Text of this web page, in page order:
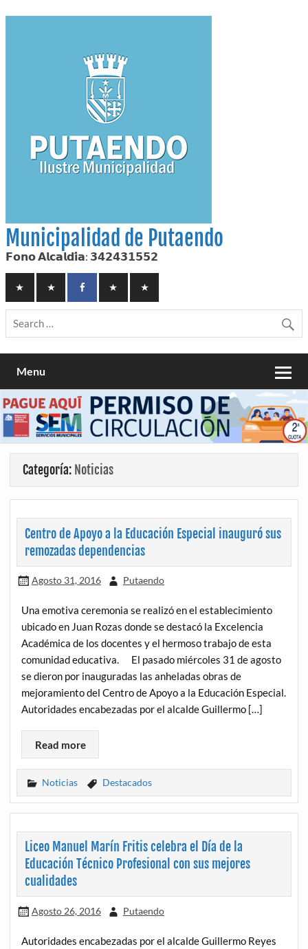
to
Municipalidad de Putaendo
𝗙𝗼𝗻𝗼 𝗔𝗹𝗰𝗮𝗹𝗱𝗶́𝗮: 𝟯𝟰𝟮𝟰𝟯𝟭𝟱𝟱𝟮
Menu
Categoría: Noticias
Centro de Apoyo a la Educación Especial inauguró sus
remozadas dependencias
Agosto 31, 2016 Putaendo
Una emotiva ceremonia se realizó en el establecimiento
ubicado en Juan Rozas donde se destacó la Excelencia
Académica de los docentes y el hermoso trabajo de esta
comunidad educativa. El pasado miércoles 31 de agosto
se dieron por inauguradas las anheladas obras de
mejoramiento del Centro de Apoyo a la Educación Especial.
Autoridades encabezadas por el alcalde Guillermo […]
Read more
Noticias Destacados
Liceo Manuel Marín Fritis celebra el Día de la
Educación Técnico Profesional con sus mejores
cualidades
Agosto 26, 2016 Putaendo
Autoridades encabezadas por el alcalde Guillermo Reyes